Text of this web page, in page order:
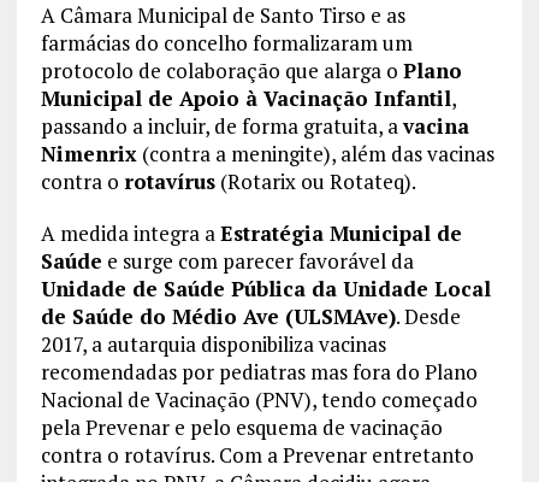
A Câmara Municipal de Santo Tirso e as
farmácias do concelho formalizaram um
protocolo de colaboração que alarga o Plano
Municipal de Apoio à Vacinação Infantil,
passando a incluir, de forma gratuita, avacina
Nimenrix(contra a meningite), além das vacinas
contra o rotavírus(Rotarix ou Rotateq).
A medida integra aEstratégia Municipal de
Saúde e surge com parecer favorável da
Unidade de Saúde Pública da Unidade Local
de Saúde do Médio Ave (ULSMAve). Desde
2017, a autarquia disponibiliza vacinas
recomendadas por pediatras mas fora do Plano
Nacional de Vacinação (PNV), tendo começado
pela Prevenar e pelo esquema de vacinação
contra o rotavírus. Com a Prevenar entretanto